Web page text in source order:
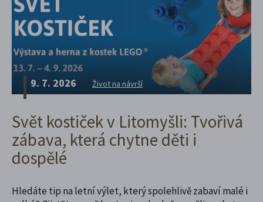
9. 7. 2026 Život na návrší
Svět kostiček v Litomyšli: Tvořivá
zábava, která chytne děti i
dospělé
Hledáte tip na letní výlet, který spolehlivě zabaví malé i